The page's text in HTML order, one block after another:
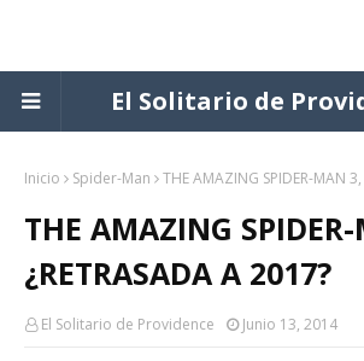
El Solitario de
Inicio Spider-Man THE AMAZING SPIDER-MAN
THE AMAZING
¿RETRASADA A 2017?
El Solitario de Providence Junio 13, 2014